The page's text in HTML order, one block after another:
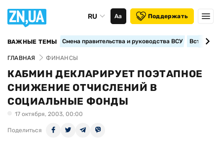
RU Аа Поддержать
ВАЖНЫЕ ТЕМЫ Смена правительства и руководства ВСУ
ГЛАВНАЯ ФИНАНСЫ
КАБМИН ДЕКЛАРИРУЕТ ПОЭТАПНОЕ
СНИЖЕНИЕ ОТЧИСЛЕНИЙ В
СОЦИАЛЬНЫЕ ФОНДЫ
17 октября, 2003, 00:00
Поделиться